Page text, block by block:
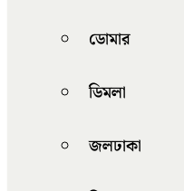
ডোমার
ডিমলা
জলঢাকা